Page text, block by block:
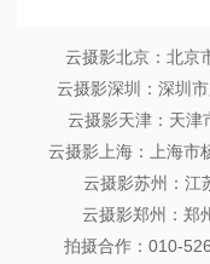
云摄影北京：北京
云摄影深圳：深圳
云摄影天津：天津
云摄影上海：上海市
云摄影苏州：江
云摄影郑州：郑
拍摄合作：010-